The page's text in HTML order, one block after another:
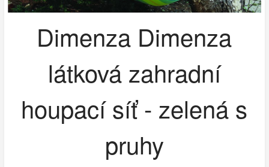
Dimenza Dimenza
látková zahradní
houpací síť - zelená s
pruhy